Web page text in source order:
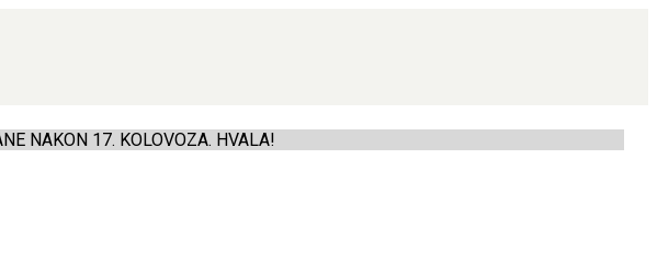
NAKON 17. KOLOVOZA. HVALA!